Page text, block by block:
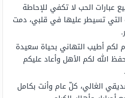
عبارات الحب لا تكفي للإحاطة
التي تسيطر عليها في قلبي، دمت
لكم أطيب التهاني بحياة سعيدة
الله لكم الأهل وأعاد عليكم
الغالي، كلّ عام وأنت بكامل